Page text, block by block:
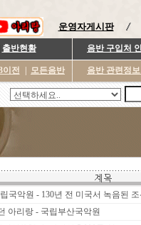
운영자게시판
출반현황 음반 구입처
이전 모든음반 음반 관련정
국악원 - 130년 전 미국서 녹음된
아리랑 - 국립부산국악원